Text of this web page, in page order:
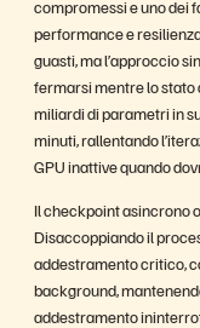
compromessi e uno dei
performance e
guasti, ma l’approccio
fermarsi mentre lo stato
miliardi di parametri in
minuti, rallentando
GPU inattive quando
Il checkpoint asincrono
Disaccoppiando il
addestramento critico,
background,
addestramento